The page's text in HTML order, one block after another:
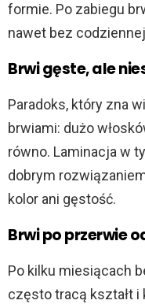
formie. Po zabiegu
nawet bez
Brwi gęste, ale
Paradoks, który zna
brwiami: dużo
równo. Laminacja w
dobrym
kolor ani gęstość.
Brwi po przerwie
Po kilku miesiącach
często tracą kształt i